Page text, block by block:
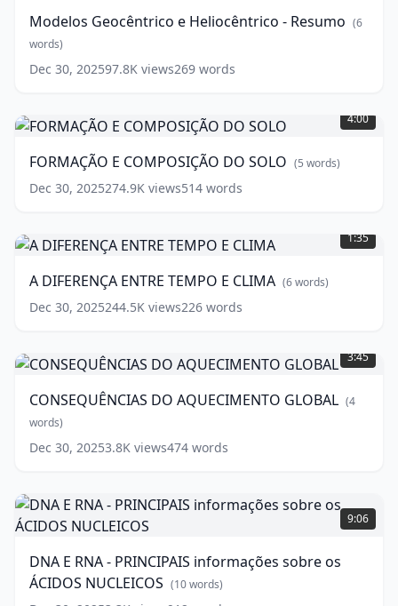
Resumo
words)
Modelos Geocêntrico e Heliocêntrico - Resumo (6
words)
Dec 30, 202597.8K views269 words
E
COMPOSIÇÃO
SOLO (5
words)
4:00
FORMAÇÃO E COMPOSIÇÃO DO SOLO (5 words)
Dec 30, 2025274.9K views514 words
DIFERENÇA
ENTRE
E
CLIMA
6
1:35
A DIFERENÇA ENTRE TEMPO E CLIMA (6words)
Dec 30, 2025244.5K views226 words
DO
AQUECIMENTO
words)
3:45
CONSEQUÊNCIAS DO AQUECIMENTO GLOBAL (4
words)
Dec 30, 20253.8K views474 words
DNA
E
RNA
PRINCIPAIS
informações
sobre
9:06
DNA E RNA - PRINCIPAIS informações sobre os
ÁCIDOS NUCLEICOS (10words)